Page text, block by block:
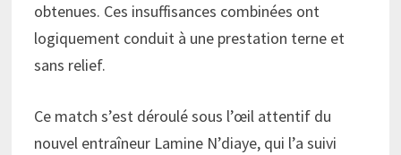
obtenues. Ces insuffisances combinées ont
logiquement conduit à une prestation terne et
sans relief.
Ce match s’est déroulé sous l’œil attentif du
nouvel entraîneur Lamine N’diaye, qui l’a suivi